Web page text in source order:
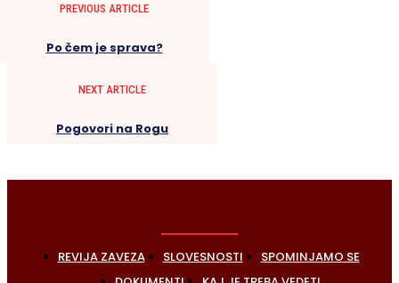
PREVIOUS ARTICLE
Po čem je sprava?
NEXT ARTICLE
Pogovori na Rogu
REVIJA ZAVEZA SLOVESNOSTI
SPOMINJAMO SE